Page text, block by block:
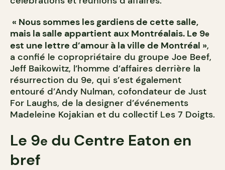
« Nous sommes les gardiens de cette salle,
mais la salle appartient aux Montréalais. Le 9e
est une lettre d’amour à la ville de Montréal »,
a confié le copropriétaire du groupe Joe Beef,
Jeff Baikowitz, l’homme d’affaires derrière la
résurrection du 9e, qui s’est également
entouré d’Andy Nulman, cofondateur de Just
For Laughs, de la designer d’événements
Madeleine Kojakian et du collectif Les 7 Doigts.
Le 9e du Centre Eaton en
bref